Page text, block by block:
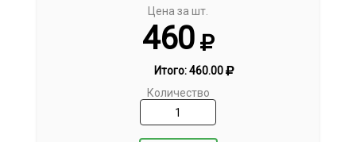
Цена за шт.
460
Итого:460.00
Количество